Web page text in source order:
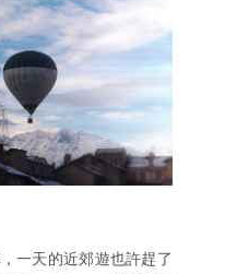
一天的近郊遊也許趕了